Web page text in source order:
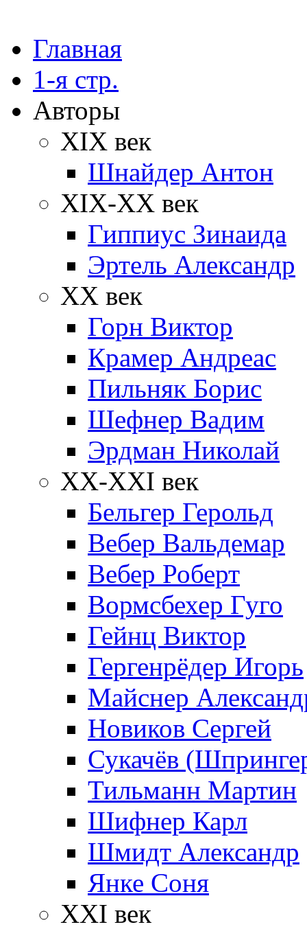
Главная
1-я стр.
Авторы
XIX век
Шнайдер Антон
XIX-XX век
Гиппиус Зинаида
Эртель Александр
XX век
Горн Виктор
Крамер Андреас
Пильняк Борис
Шефнер Вадим
Эрдман Николай
ХХ-XXI век
Бельгер Герольд
Вебер Вальдемар
Вебер Роберт
Вормсбехер Гуго
Гейнц Виктор
Гергенрёдер Игорь
Майснер
Новиков Сергей
Сукачёв
Тильманн Мартин
Шифнер Карл
Шмидт Александр
Янке Соня
XXI век